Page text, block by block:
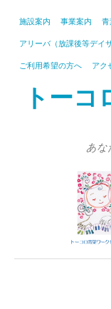
施設案内 事業案内 青
アリーバ（放課後等デイ
ご利用希望の方へ アク
トー
あな